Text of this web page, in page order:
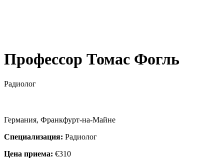
Профессор Томас Фогль
Радиолог
Германия, Франкфурт-на-Майне
Специализация: Радиолог
Цена приема: €310